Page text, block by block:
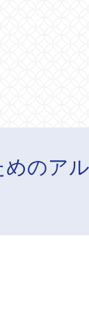
のア